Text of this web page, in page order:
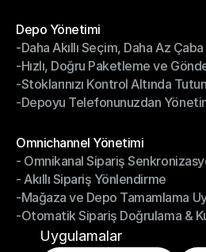
Depo Yönetimi
Depo Yönetimi
-Daha Akıllı Seçim, Daha Az Çaba
-Daha Akıllı Seçim, Daha Az Çaba
-Hızlı, Doğru Paketleme ve
-Hızlı, Doğru Paketleme ve
-Stoklarınızı Kontrol Altında Tutun
-Stoklarınızı Kontrol Altında
-Depoyu Telefonunuzdan
Omnichannel Yönetimi
Omnichannel Yönetimi
- Omnikanal Sipariş
- Omnikanal Sipariş
- Akıllı Sipariş Yönlendirme
- Akıllı Sipariş Yönlendirme
-Mağaza ve Depo Tamamlama
-Mağaza ve Depo Tamamlama
-Otomatik Sipariş Doğrulama &
-Otomatik Sipariş Doğrulama &
Uygulamalar